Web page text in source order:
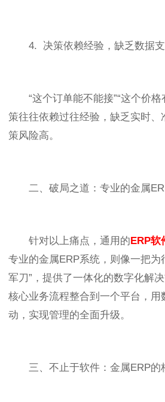
4. 决策依赖经验，缺乏数据
“这个订单能不能接”“这个价格
策往往依赖过往经验，缺乏实时、
策风险高。
二、破局之道：专业的金属
针对以上痛点，通用的ERP软
专业的金属ERP系统，则像一把为
军刀”，提供了一体化的数字化解
核心业务流程整合到一个平台，用
动，实现管理的全面升级。
三、不止于软件：金属ERP的